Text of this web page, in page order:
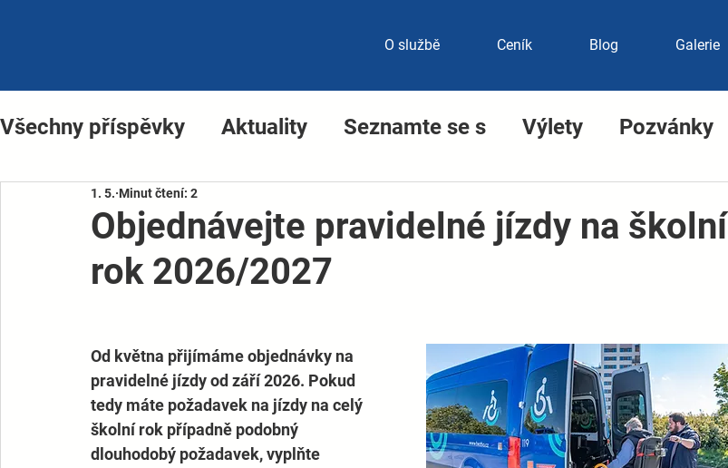
O službě Ceník Blog Galerie
Všechny příspěvky Aktuality Seznamte se s Výlety Pozvánky
Objednávejte pravidelné jízdy na školní
rok 2026/2027
1. 5. Minut čtení: 2
Od května přijímáme objednávky na
pravidelné jízdy od září 2026. Pokud
tedy máte požadavek na jízdy na celý
školní rok případně podobný
dlouhodobý požadavek, vyplňte